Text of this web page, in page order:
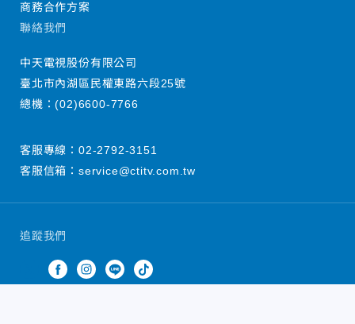
追蹤我們
商務合作方案
聯絡我們
中天電視股份有限公司
臺北市內湖區民權東路六段25號
總機：(02)6600-7766
客服專線： 02-2792-3151
客服信箱： service@ctitv.com.tw